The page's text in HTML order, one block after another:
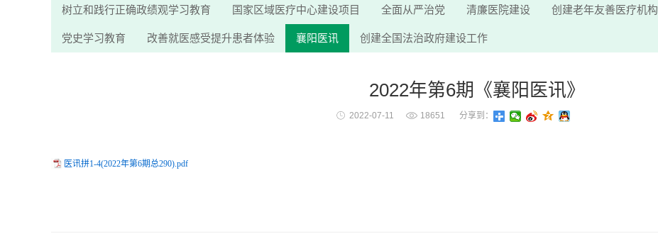
树立和践行正确政绩观学习教育 国家区域医疗中心建设项目 全面从严治党 清廉医院建设 创建老年友善医疗机构
党史学习教育 改善就医感受提升患者体验 襄阳医讯 创建全国法治政府建设工作
2022年第6期《襄阳医讯》
2022-07-11 18651 分享到：
医讯拼1-4(2022年第6期总290).pdf